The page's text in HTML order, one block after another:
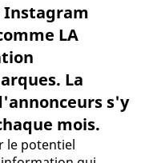
Instagram
LA
La
s'y
mois.
le potentiel